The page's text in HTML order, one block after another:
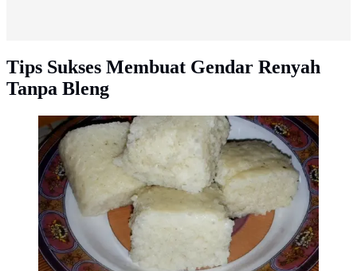
Tips Sukses Membuat Gendar Renyah
Tanpa Bleng